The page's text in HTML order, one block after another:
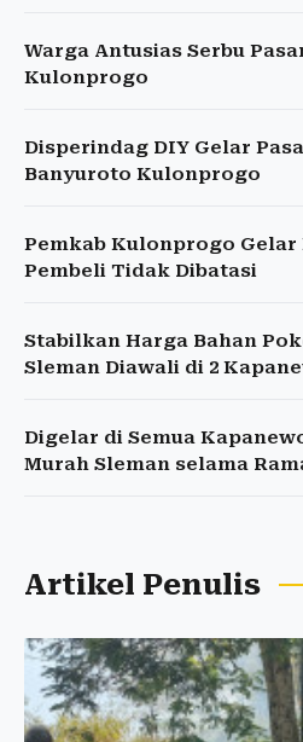
Warga Antusias Serbu
Kulonprogo
Disperindag DIY Gelar
Banyuroto Kulonprogo
Pemkab Kulonprogo Gelar
Pembeli Tidak Dibatasi
Stabilkan Harga Bahan
Sleman Diawali di 2
Digelar di Semua
Murah Sleman selama
Artikel Penulis